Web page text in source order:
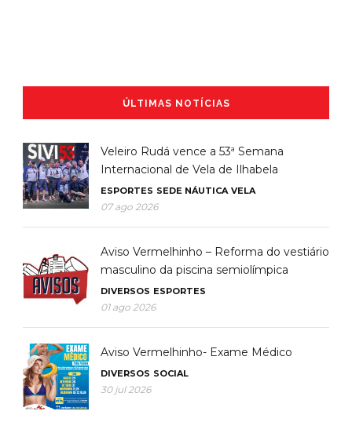
ÚLTIMAS NOTÍCIAS
Veleiro Rudá vence a 53ª Semana
Internacional de Vela de Ilhabela
ESPORTES SEDE NÁUTICA VELA
07 ago 2026
Aviso Vermelhinho – Reforma do vestiário
masculino da piscina semiolímpica
DIVERSOS ESPORTES
01 ago 2026
Aviso Vermelhinho- Exame Médico
DIVERSOS SOCIAL
30 jul 2026